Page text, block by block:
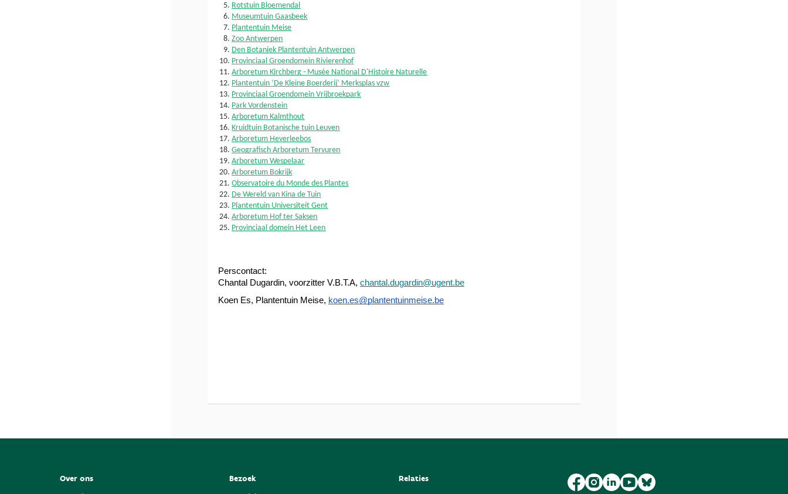
Rotstuin Bloemendal
Museumtuin Gaasbeek
Plantentuin Meise
Zoo Antwerpen
Den Botaniek Plantentuin Antwerpen
Provinciaal Groendomein Rivierenhof
Arboretum Kirchberg - Musée National D'Histoire Naturelle
Plantentuin ‘De Kleine Boerderij’ Merksplas vzw
Provinciaal Groendomein Vrijbroekpark
Park Vordenstein
Arboretum Kalmthout
Kruidtuin Botanische tuin Leuven
Arboretum Heverleebos
Geografisch Arboretum Tervuren
Arboretum Wespelaar
Arboretum Bokrijk
Observatoire du Monde des Plantes
De Wereld van Kina de Tuin
Plantentuin Universiteit Gent
Arboretum Hof ter Saksen
Provinciaal domein Het Leen
Perscontact:
Chantal Dugardin, voorzitter V.B.T.A, chantal.dugardin@ugent.be
Koen Es, Plantentuin Meise, koen.es@plantentuinmeise.be
Over ons
Bezoek
Relaties